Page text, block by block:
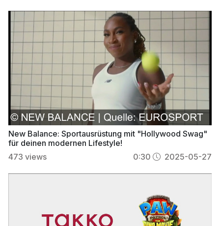
New Balance: Sportausrüstung mit "Hollywood Swag"
für deinen modernen Lifestyle!
473 views 0:30 2025-05-27